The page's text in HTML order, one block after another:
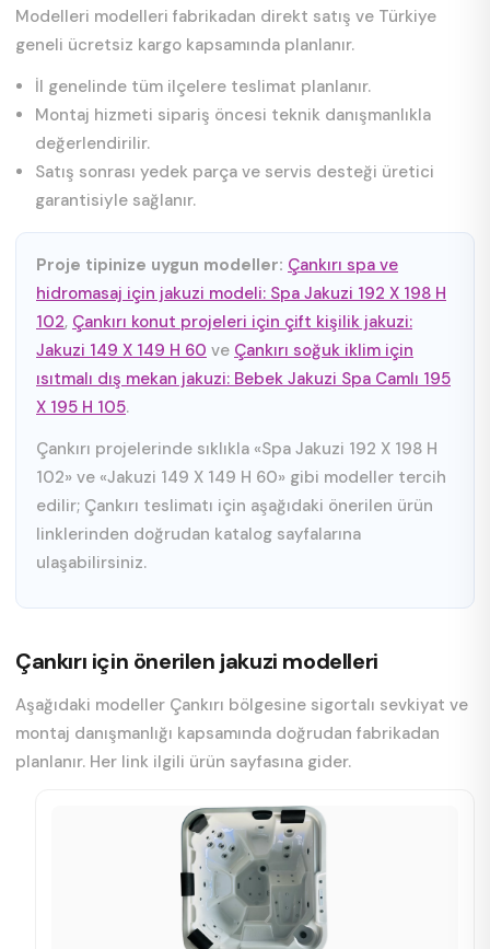
Modelleri modelleri fabrikadan direkt satış ve Türkiye
geneli ücretsiz kargo kapsamında planlanır.
İl genelinde tüm ilçelere teslimat planlanır.
Montaj hizmeti sipariş öncesi teknik danışmanlıkla
değerlendirilir.
Satış sonrası yedek parça ve servis desteği üretici
garantisiyle sağlanır.
Proje tipinize uygun modeller: Çankırı spa ve
hidromasaj için jakuzi modeli: Spa Jakuzi 192 X 198 H
102, Çankırı konut projeleri için çift kişilik jakuzi:
Jakuzi 149 X 149 H 60 ve Çankırı soğuk iklim için
ısıtmalı dış mekan jakuzi: Bebek Jakuzi Spa Camlı 195
X 195 H 105.
Çankırı projelerinde sıklıkla «Spa Jakuzi 192 X 198 H
102» ve «Jakuzi 149 X 149 H 60» gibi modeller tercih
edilir; Çankırı teslimatı için aşağıdaki önerilen ürün
linklerinden doğrudan katalog sayfalarına
ulaşabilirsiniz.
Çankırı için önerilen jakuzi modelleri
Aşağıdaki modeller Çankırı bölgesine sigortalı sevkiyat ve
montaj danışmanlığı kapsamında doğrudan fabrikadan
planlanır. Her link ilgili ürün sayfasına gider.